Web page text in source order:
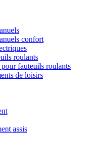
confort
roulants
fauteuils roulants
de loisirs
assis